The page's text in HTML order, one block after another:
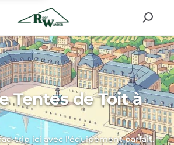
Tentes de Toit à
trip ici avec l'équipement parfait.